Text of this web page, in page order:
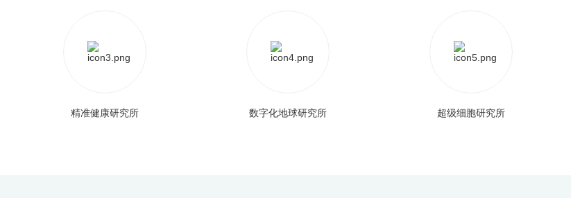
精准健康研究所 数字化地球研究所 超级细胞研究所